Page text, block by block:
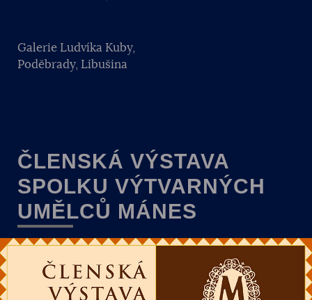
Galerie Ludvíka Kuby,
Poděbrady, Libušina
ČLENSKÁ VÝSTAVA
SPOLKU VÝTVARNÝCH
UMĚLCŮ MÁNES